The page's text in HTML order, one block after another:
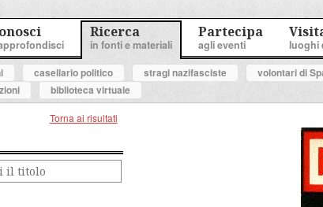
Ricerca
in fonti e materiali
Partecipa
agli eventi
luoghi
casellario politico stragi nazifasciste volontari di
biblioteca virtuale
Torna ai risultati